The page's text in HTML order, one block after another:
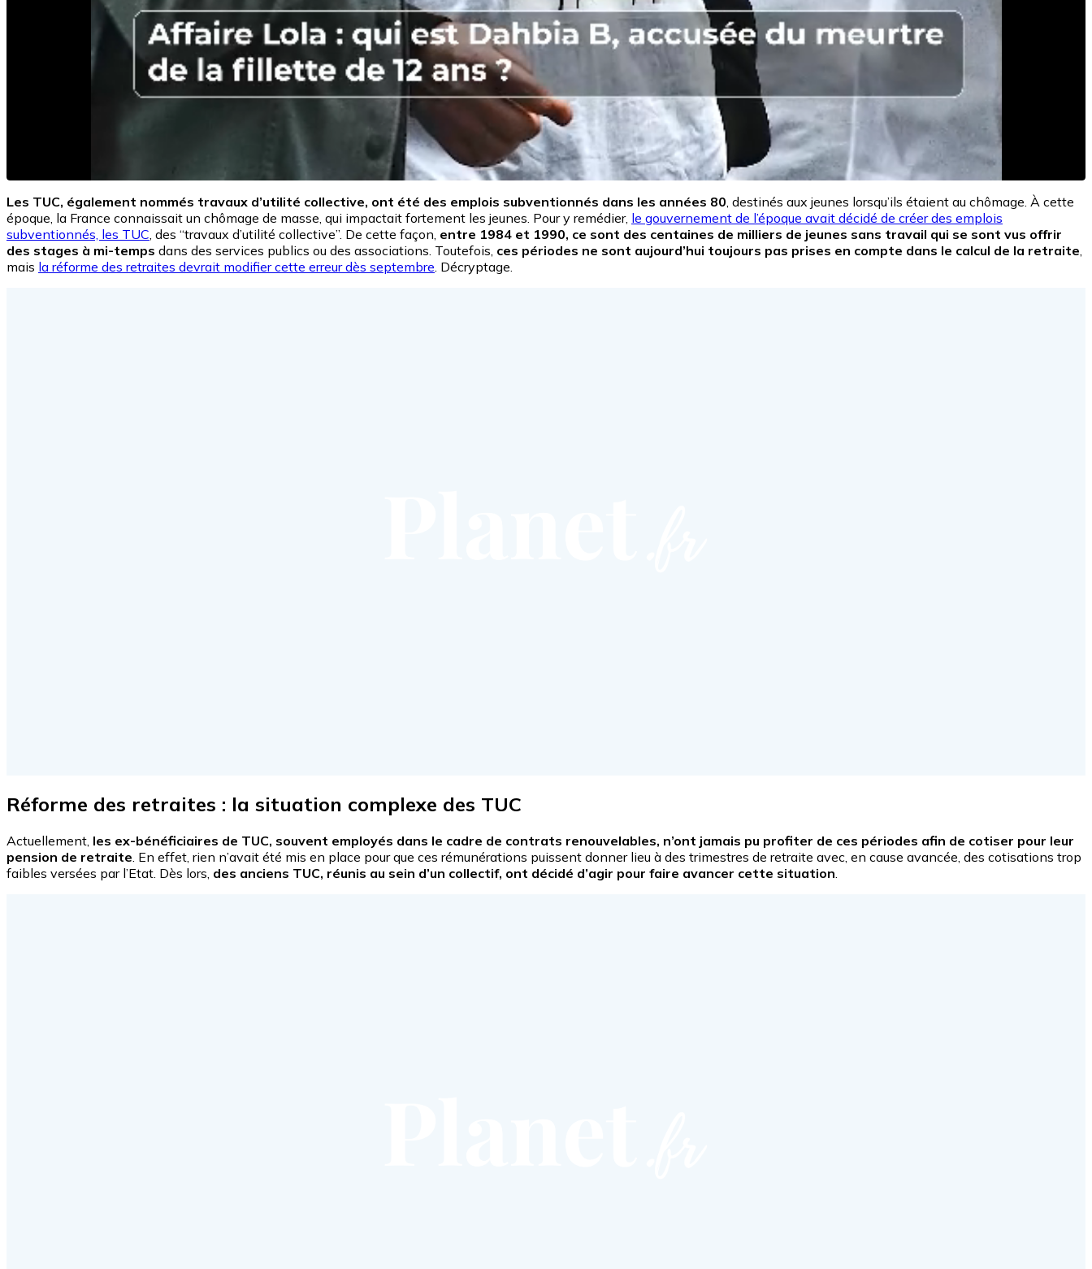
Les TUC, également nommés travaux d’utilité collective, ont été des emplois subventionnés dans les années 80 , destinés aux jeunes lorsqu’ils étaient au chômage. À cette
époque, la France connaissait un chômage de masse, qui impactait fortement les jeunes. Pour y remédier, le gouvernement de l’époque avait décidé de créer des emplois
subventionnés, les TUC , des “travaux d’utilité collective”. De cette façon, entre 1984 et 1990, ce sont des centaines de milliers de jeunes sans travail qui se sont vus offrir
des stages à mi-temps dans des services publics ou des associations. Toutefois, ces périodes ne sont aujourd’hui toujours pas prises en compte dans le calcul de la retraite
mais la réforme des retraites devrait modifier cette erreur dès septembre . Décryptage.
Réforme des retraites : la situation complexe des TUC
Actuellement, les ex-bénéficiaires de TUC, souvent employés dans le cadre de contrats renouvelables, n’ont jamais pu profiter de ces périodes afin de cotiser pour leur
pension de retraite . En effet, rien n’avait été mis en place pour que ces rémunérations puissent donner lieu à des trimestres de retraite avec, en cause avancée, des cotisations trop
faibles versées par l’Etat. Dès lors, des anciens TUC, réunis au sein d’un collectif, ont décidé d’agir pour faire avancer cette situation